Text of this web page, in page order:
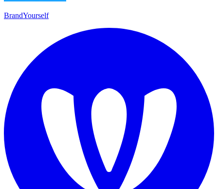
BrandYourself